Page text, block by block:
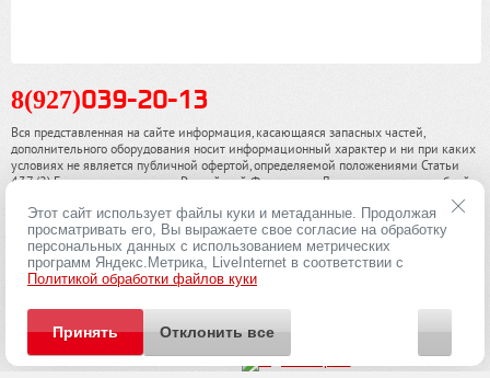
8(927)039-20-13
Вся представленная на сайте информация, касающаяся запасных частей,
дополнительного оборудования носит информационный характер и ни при каких
условиях не является публичной офертой, определяемой положениями Статьи
437 (2) Гражданского кодекса Российской Федерации. Для получения подробной
информации, пожалуйста, обращайтесь к нашим специалистам. чинамобил.рф ©
2013-2026. Все права охраняются законом.
Политика конфиденциальности
Этот сайт использует файлы куки и метаданные. Продолжая
просматривать его, Вы выражаете свое согласие на обработку
персональных данных с использованием метрических
программ Яндекс.Метрика, LiveInternet в соответствии с
Политикой обработки файлов куки
Принять Отклонить все